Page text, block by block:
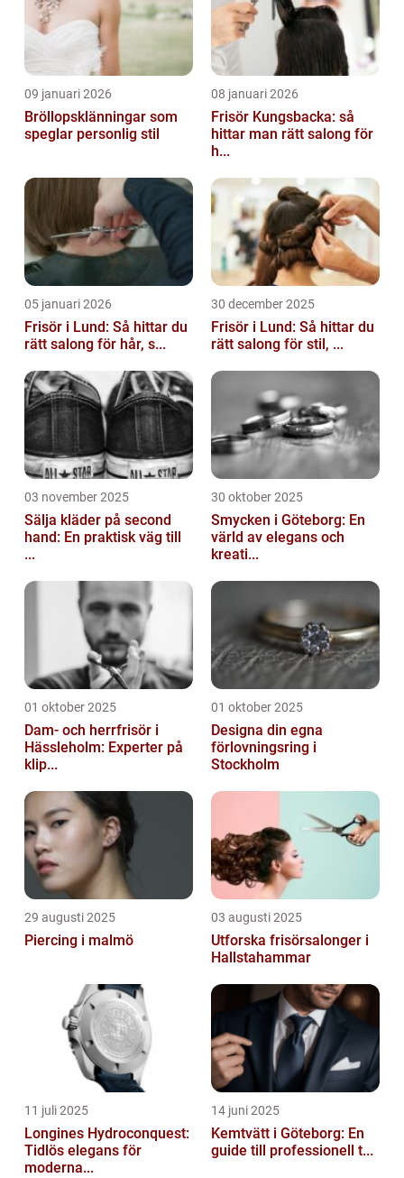
09 januari 2026
Bröllopsklänningar som
speglar personlig stil
08 januari 2026
Frisör Kungsbacka: så
hittar man rätt salong för
h...
05 januari 2026
Frisör i Lund: Så hittar du
rätt salong för hår, s...
30 december 2025
Frisör i Lund: Så hittar du
rätt salong för stil, ...
03 november 2025
Sälja kläder på second
hand: En praktisk väg till
...
30 oktober 2025
Smycken i Göteborg: En
värld av elegans och
kreati...
01 oktober 2025
Dam- och herrfrisör i
Hässleholm: Experter på
klip...
01 oktober 2025
Designa din egna
förlovningsring i
Stockholm
29 augusti 2025
Piercing i malmö
03 augusti 2025
Utforska frisörsalonger i
Hallstahammar
11 juli 2025
Longines Hydroconquest:
Tidlös elegans för
moderna...
14 juni 2025
Kemtvätt i Göteborg: En
guide till professionell t...